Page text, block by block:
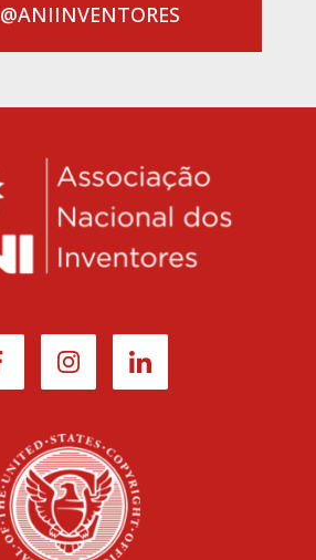
@ANIINVENTORES